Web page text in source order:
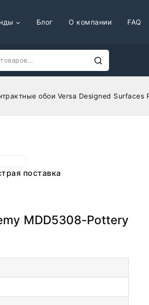
Блог О компании FAQ
обои Versa Designed
поставка
MDD5308-Pottery